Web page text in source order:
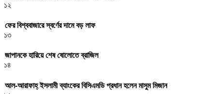
১২
ফের বিশ্ববাজারে স্বর্ণের দামে বড় লাফ
১৩
জাপানকে হারিয়ে শেষ ষোলোতে ব্রাজিল
১৪
আল-আরাফাহ্ ইসলামী ব্যাংকের বিসিএমডি প্রধান হলেন মাসুম মিজান